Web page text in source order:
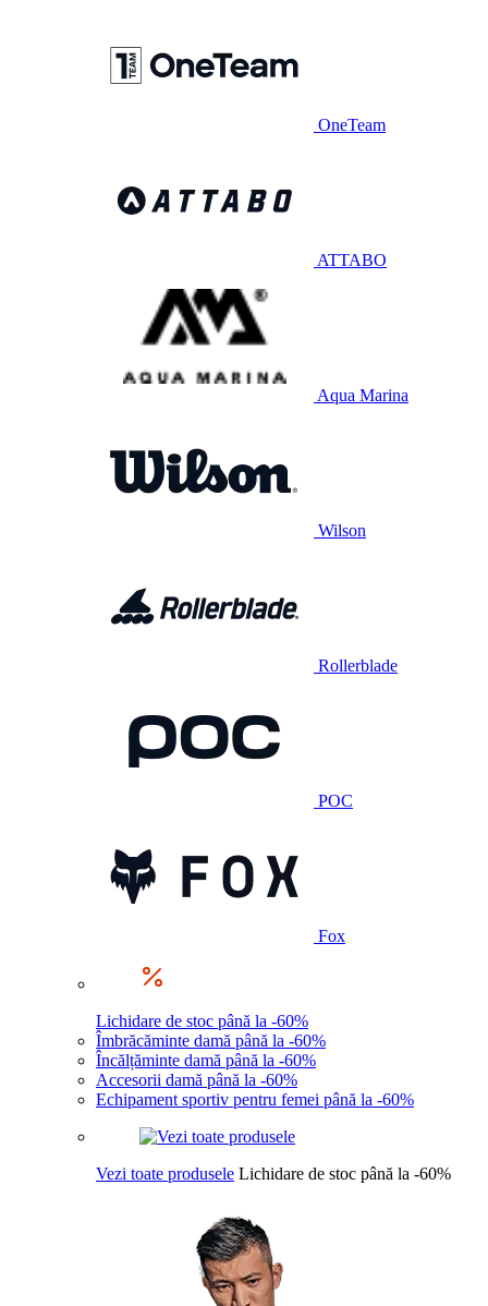
OneTeam
ATTABO
Aqua Marina
Wilson
Rollerblade
POC
Fox
Lichidare de stoc până la -60%
Îmbrăcăminte damă până la -60%
Încălțăminte damă până la -60%
Accesorii damă până la -60%
Echipament sportiv pentru femei până la -60%
Vezi toate produsele Lichidare de stoc până la -60%